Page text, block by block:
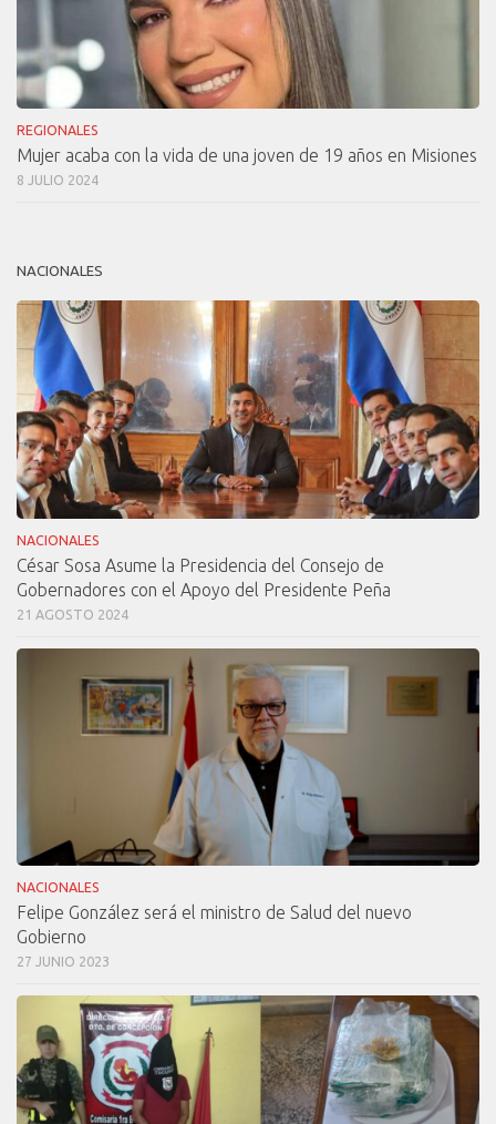
REGIONALES
Mujer acaba con la vida de una joven de 19 años en Misiones
8 JULIO 2024
NACIONALES
NACIONALES
César Sosa Asume la Presidencia del Consejo de
Gobernadores con el Apoyo del Presidente Peña
21 AGOSTO 2024
NACIONALES
Felipe González será el ministro de Salud del nuevo
Gobierno
27 JUNIO 2023